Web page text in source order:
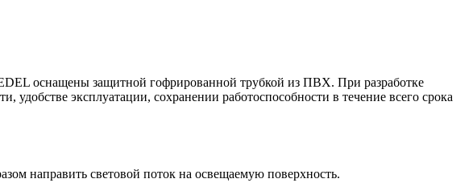
оснащены защитной гофрированной трубкой из ПВХ. При разработке
эксплуатации, сохранении работоспособности в течение всего срока
направить световой поток на освещаемую поверхность.